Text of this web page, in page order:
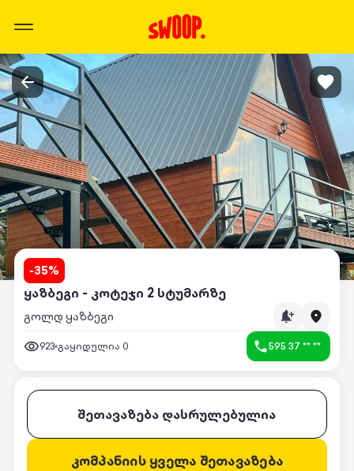
-35%
ყაზბეგი - კოტეჯი 2 სტუმარზე
გოლდ ყაზბეგი
923 გაყიდულია 0 595 37 ** **
შეთავაზება დასრულებულია
კომპანიის ყველა შეთავაზება